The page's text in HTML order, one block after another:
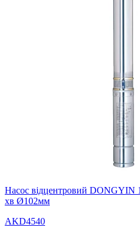
Насос вiдцентровий DONGYIN
хв Ø102мм
AKD4540